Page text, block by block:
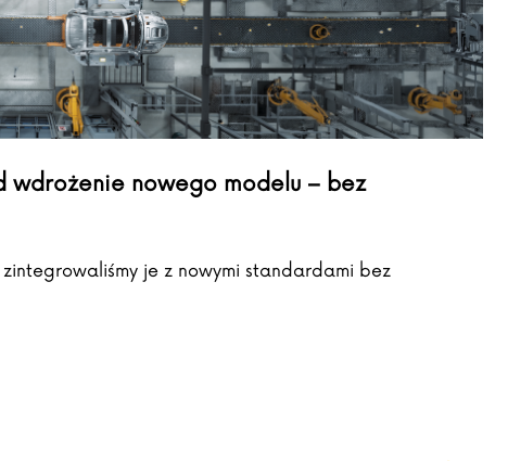
nowego modelu – bez
je z nowymi standardami bez